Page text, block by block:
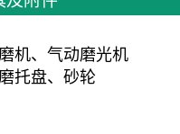
机、气动磨光机
托盘、砂轮